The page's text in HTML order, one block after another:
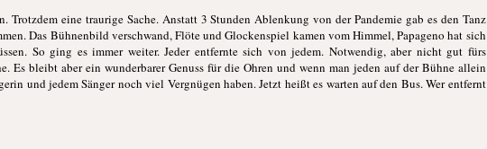
Trotzdem eine traurige Sache. Anstatt 3 Stunden Ablenkung von der Pandemie gab es den Tanz
Das Bühnenbild verschwand, Flöte und Glockenspiel kamen vom Himmel, Papageno hat sich
So ging es immer weiter. Jeder entfernte sich von jedem. Notwendig, aber nicht gut fürs
Es bleibt aber ein wunderbarer Genuss für die Ohren und wenn man jeden auf der Bühne allein
und jedem Sänger noch viel Vergnügen haben. Jetzt heißt es warten auf den Bus. Wer entfernt